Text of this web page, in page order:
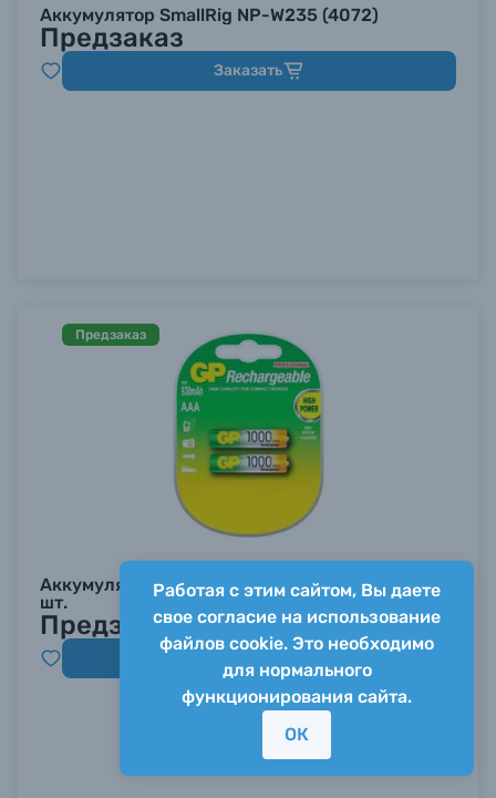
Аккумулятор SmallRig NP-W235 (4072)
Предзаказ
Заказать
Предзаказ
Аккумуляторы GP AAA / R03 1000mAh Ni-MH, 2
шт.
Предзаказ
Работая с этим сайтом, Вы даете
свое согласие на использование
файлов cookie. Это необходимо
для нормального
функционирования сайта.
ОК